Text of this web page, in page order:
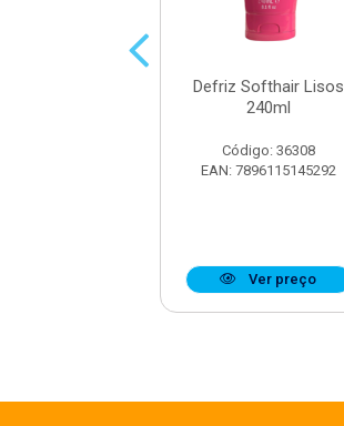
Defriz Softhair Lisos
240ml
Código: 36308
EAN: 7896115145292
Ver preço